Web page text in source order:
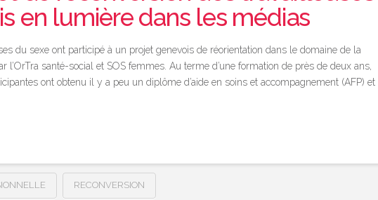
en lumière dans les médias
du sexe ont participé à un projet genevois de réorientation dans le domaine de la
l’OrTra santé-social et SOS femmes. Au terme d’une formation de près de deux ans,
ont obtenu il y a peu un diplôme d’aide en soins et accompagnement (AFP) et …
RECONVERSION